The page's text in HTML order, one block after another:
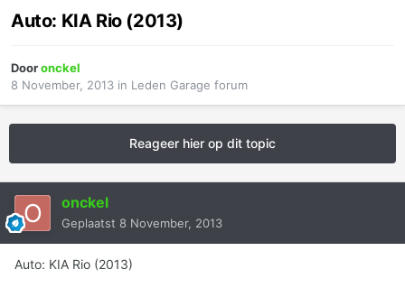
Auto: KIA Rio (2013)
Dooronckel
8 November, 2013 in Leden Garage forum
Reageer hier op dit topic
onckel
Geplaatst 8 November, 2013
Auto: KIA Rio (2013)